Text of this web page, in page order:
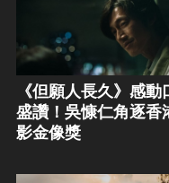
《但願人長久》感動
盛讚！吳慷仁角逐香
影金像獎